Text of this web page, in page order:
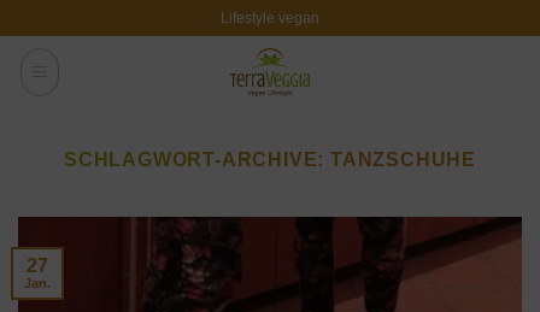
Lifestyle vegan
SCHLAGWORT-ARCHIVE: TANZSCHUHE
27
Jan.